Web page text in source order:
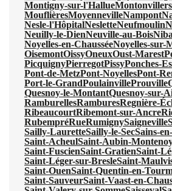
Montigny-sur-l'HallueMontonvillers
MouflièresMoyennevilleNampont
Nesle-l'HôpitalNesletteNeufmoulin
Neuilly-le-DienNeuville-au-Bois
Noyelles-en-ChausséeNoyelles-sur-
OisemontOissyOneuxOust-Marest
PicquignyPierregotPissyPonches-
Pont-de-MetzPont-NoyellesPont-
Port-le-GrandPoulainvilleProuville
Quesnoy-le-MontantQuesnoy-sur-
RamburellesRamburesRegnière-
RibeaucourtRibemont-sur-Ancre
RubempréRueRumignySaigneville
Sailly-LauretteSailly-le-SecSains-
Saint-AcheulSaint-Aubin-
Saint-FuscienSaint-GratienSaint-
Saint-Léger-sur-BresleSaint-
Saint-OuenSaint-Quentin-en-
Saint-SauveurSaint-Vaast-en-